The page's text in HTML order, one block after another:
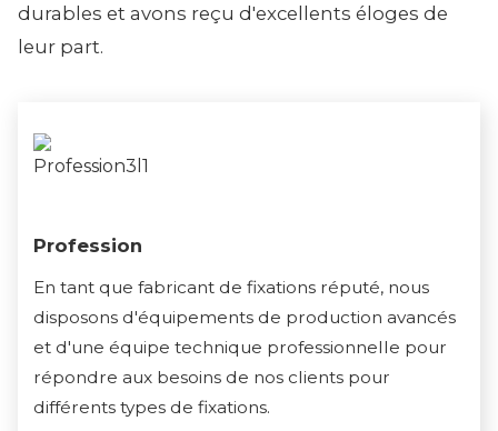
durables et avons reçu d'excellents éloges de
leur part.
Profession
En tant que fabricant de fixations réputé, nous
disposons d'équipements de production avancés
et d'une équipe technique professionnelle pour
répondre aux besoins de nos clients pour
différents types de fixations.